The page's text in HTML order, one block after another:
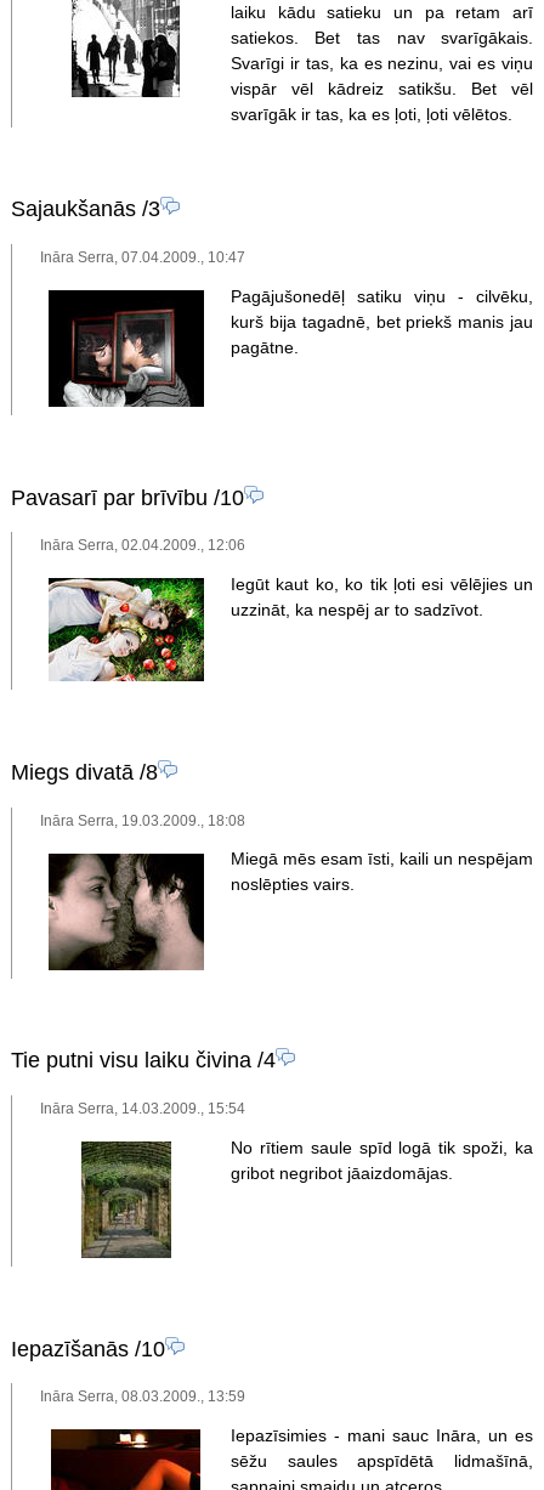
laiku kādu satieku un pa retam arī
satiekos. Bet tas nav svarīgākais.
Svarīgi ir tas, ka es nezinu, vai es viņu
vispār vēl kādreiz satikšu. Bet vēl
svarīgāk ir tas, ka es ļoti, ļoti vēlētos.
Sajaukšanās/3
Ināra Serra, 07.04.2009., 10:47
Pagājušonedēļ satiku viņu - cilvēku,
kurš bija tagadnē, bet priekš manis jau
pagātne.
Pavasarī par brīvību /10
Ināra Serra, 02.04.2009., 12:06
Iegūt kaut ko, ko tik ļoti esi vēlējies un
uzzināt, ka nespēj ar to sadzīvot.
Miegs divatā/8
Ināra Serra, 19.03.2009., 18:08
Miegā mēs esam īsti, kaili un nespējam
noslēpties vairs.
Tie putni visu laiku čivina/4
Ināra Serra, 14.03.2009., 15:54
No rītiem saule spīd logā tik spoži, ka
gribot negribot jāaizdomājas.
Iepazīšanās/10
Ināra Serra, 08.03.2009., 13:59
Iepazīsimies - mani sauc Ināra, un es
sēžu saules apspīdētā lidmašīnā,